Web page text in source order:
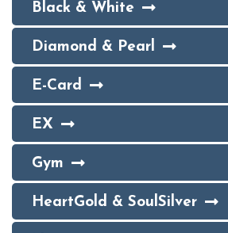
Black & White
Diamond & Pearl
E-Card
EX
Gym
HeartGold & SoulSilver